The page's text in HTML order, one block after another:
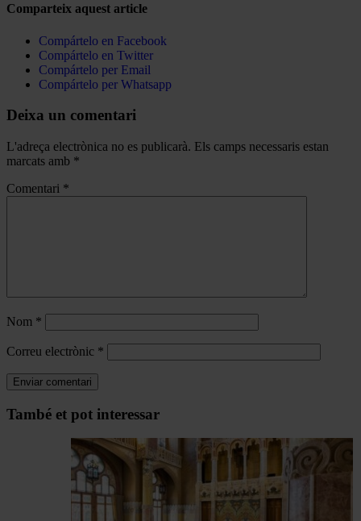
Comparteix aquest article
Compártelo en Facebook
Compártelo en Twitter
Compártelo per Email
Compártelo per Whatsapp
Deixa un comentari
L'adreça electrònica no es publicarà. Els camps necessaris estan
marcats amb *
Comentari *
Nom *
Correu electrònic *
Navegar
També et pot interessar